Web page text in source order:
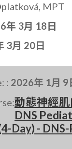
MPT
年 3月 18日
3月 20日
: 2026年 1月 9
動態神經
DNS
Day) -